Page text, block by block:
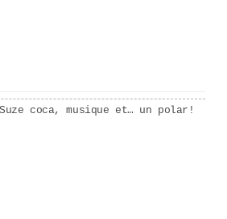
coca, musique et… un polar!